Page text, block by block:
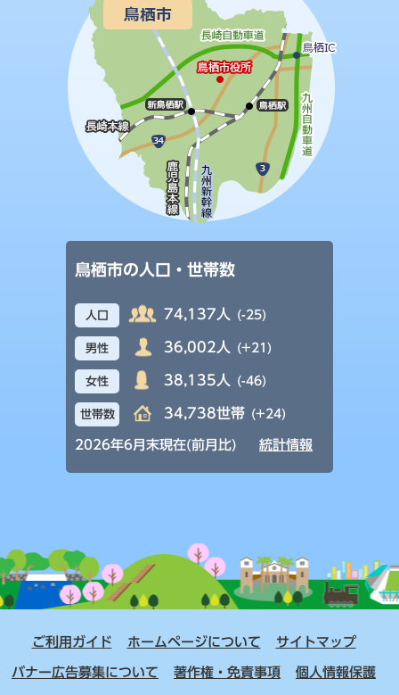
鳥栖市の人口・世帯数
人口 74,137人 (-25)
男性 36,002人 (+21)
女性 38,135人 (-46)
世帯数 34,738世帯 (+24)
2026年6月末現在(前月比) 統計情報
ご利用ガイド ホームページについて サイトマップ
バナー広告募集について 著作権・免責事項 個人情報保護